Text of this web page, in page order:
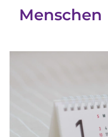
Menschen